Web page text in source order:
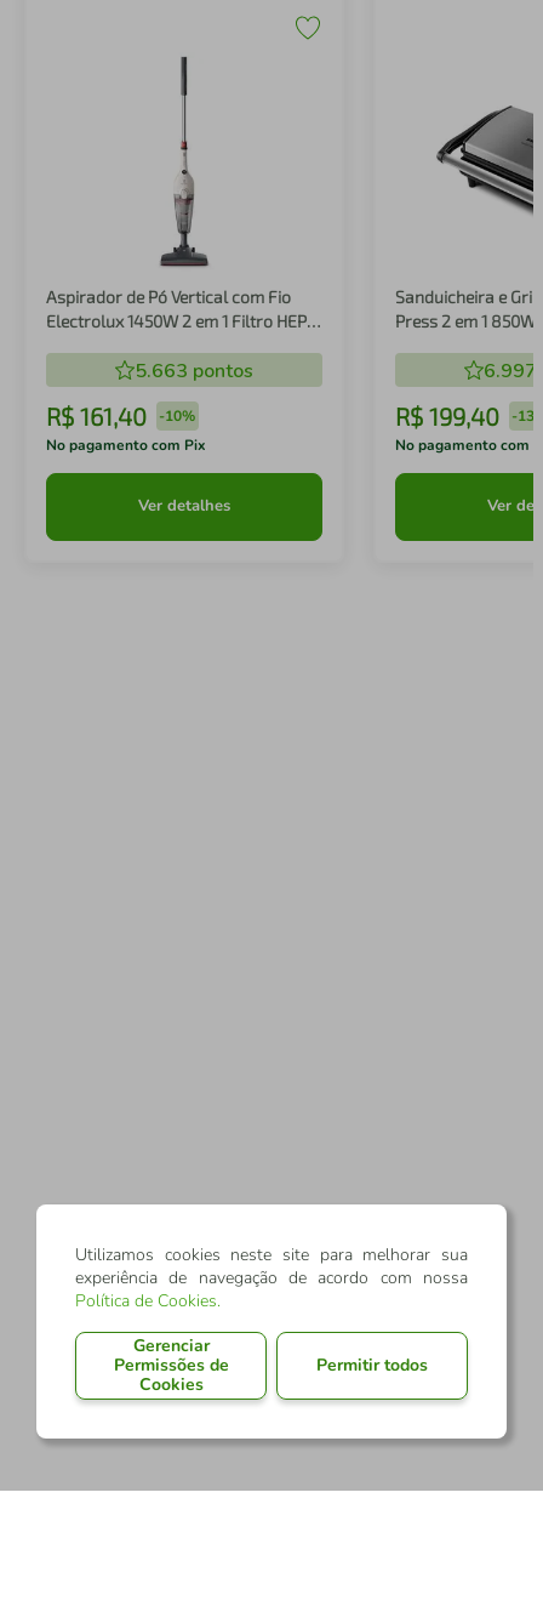
Aspirador de Pó Vertical com Fio
Electrolux 1450W 2 em 1 Filtro HEPA
5.663 pontos
R$ 161,40 -10%
No pagamento com Pix
Ver detalhes
Sanduicheira e
Press 2 em 1 850W
6.997
R$ 199,40 -
No pagamento com
Ver
Utilizamos cookies neste site para melhorar sua
experiência de navegação de acordo com nossa
Política de Cookies.
Gerenciar
Permissões de
Cookies
Permitir todos